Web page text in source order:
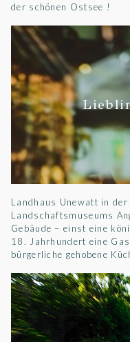
der schönen Ostsee !
Landhaus Unewatt in
Landschaftsmuseums
Gebäude – einst eine
18. Jahrhundert eine
bürgerliche gehobene